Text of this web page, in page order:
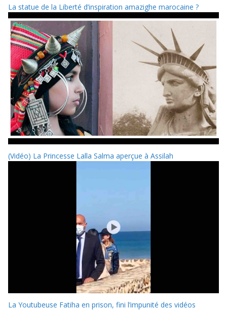
La statue de la Liberté d’inspiration amazighe marocaine ?
(Vidéo) La Princesse Lalla Salma aperçue à Assilah
La Youtubeuse Fatiha en prison, fini l’impunité des vidéos